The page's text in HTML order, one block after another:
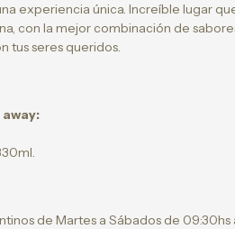
experiencia única. Increíble lugar
con la mejor combinación de
tus seres queridos.
de Martes a Sábados de 09:30hs